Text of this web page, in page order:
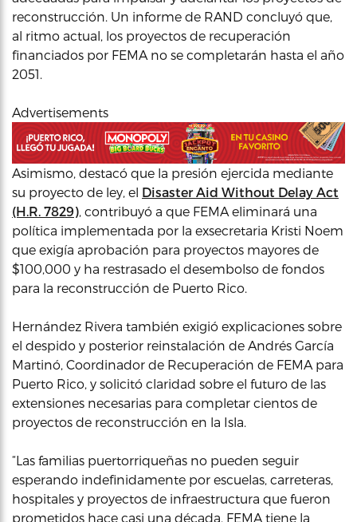
reconstrucción. Un informe de RAND concluyó que,
al ritmo actual, los proyectos de recuperación
financiados por FEMA no se completarán hasta el año
2051.
Advertisements
Asimismo, destacó que la presión ejercida mediante
su proyecto de ley, el Disaster Aid Without Delay Act
(H.R. 7829) , contribuyó a que FEMA eliminará una
política implementada por la exsecretaria Kristi Noem
que exigía aprobación para proyectos mayores de
$100,000 y ha restrasado el desembolso de fondos
para la reconstrucción de Puerto Rico.
Hernández Rivera también exigió explicaciones sobre
el despido y posterior reinstalación de Andrés García
Martinó, Coordinador de Recuperación de FEMA para
Puerto Rico, y solicitó claridad sobre el futuro de las
extensiones necesarias para completar cientos de
proyectos de reconstrucción en la Isla.
“Las familias puertorriqueñas no pueden seguir
esperando indefinidamente por escuelas, carreteras,
hospitales y proyectos de infraestructura que fueron
prometidos hace casi una década. FEMA tiene la